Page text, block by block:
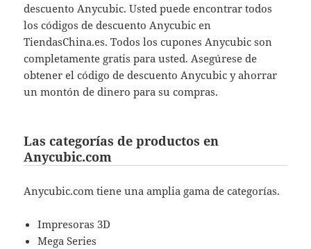
descuento Anycubic. Usted puede encontrar todos
los códigos de descuento Anycubic en
TiendasChina.es. Todos los cupones Anycubic son
completamente gratis para usted. Asegúrese de
obtener el código de descuento Anycubic y ahorrar
un montón de dinero para su compras.
Las categorías de productos en
Anycubic.com
Anycubic.com tiene una amplia gama de categorías.
Impresoras 3D
Mega Series